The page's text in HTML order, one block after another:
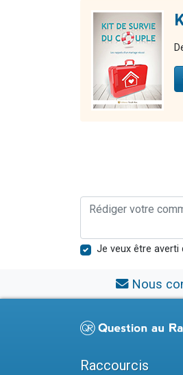
Je veux être averti
Nous
Raccourcis